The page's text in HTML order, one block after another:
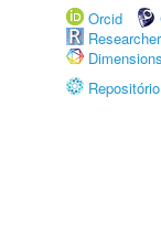
Orcid
Dimensions